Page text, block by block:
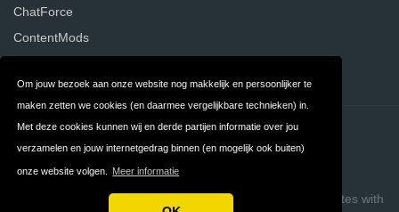
Om jouw bezoek aan onze website nog makkelijk en persoonlijker te
maken zetten we cookies (en daarmee vergelijkbare technieken) in.
Met deze cookies kunnen wij en derde partijen informatie over jou
verzamelen en jouw internetgedrag binnen (en mogelijk ook buiten)
onze website volgen. Meer informatie
ChatForce
ContentMods
Contact Privacy
Copyright © 2026 Thuiswerkervaringen.nl Build review sites with